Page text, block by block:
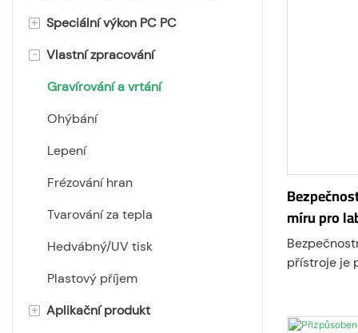
Plochá polykarbonátová deska
Matný polykarbonátový list
polykarbonátová deska difuzoru
desky
Polykarbonátová fólie
Prismová polykarbonátová
deska
Vlnitá polykarbonátová deska
+ Speciální výkon PC PC
UV polykarbonátové desky
ESD polykarbonátová deska
Ohnivzdorná polykarbonátová
proti poškrábání
Antireflexní polykarbonátová
deska
Polykarbonátové desky proti
zamlžování
- Vlastní zpracování
Gravírování a vrtání
Ohýbání
Lepení
Frézování hran
Tvarování za tepla
Hedvábný/UV tisk
Plastový příjem
+ Aplikační produkt
míru pro
přístroje je